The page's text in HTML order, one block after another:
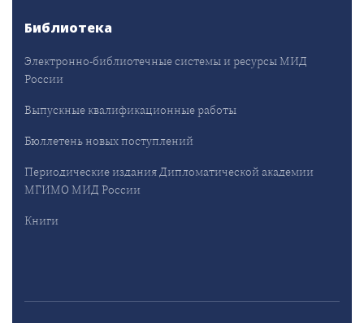
Библиотека
Электронно-библиотечные системы и ресурсы МИД
России
Выпускные квалификационные работы
Бюллетень новых поступлений
Периодические издания Дипломатической академии
МГИМО МИД России
Книги